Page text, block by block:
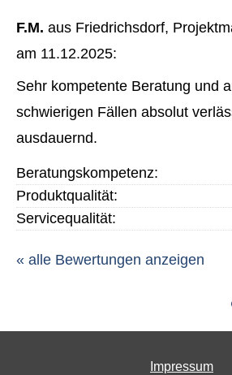
F.M. aus Friedrichsdorf,
am 11.12.2025:
Sehr kompetente Beratung und
schwierigen Fällen absolut
ausdauernd.
Beratungskompetenz:
Produktqualität:
Servicequalität:
« alle Bewertungen anzeigen
Impressum